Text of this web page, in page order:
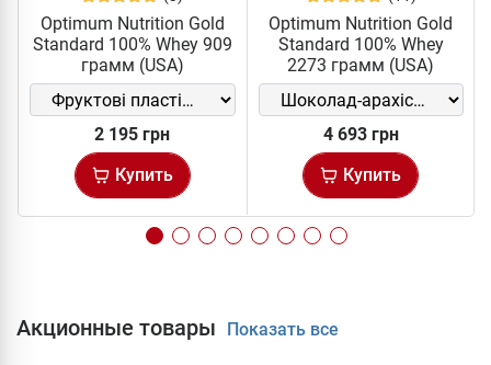
Optimum Nutrition Gold
Standard 100% Whey 909
грамм (USA)
2 195 грн
Купить
Optimum Nutrition Gold
Standard 100% Whey
2273 грамм (USA)
4 693 грн
Купить
Акционные товары Показать все